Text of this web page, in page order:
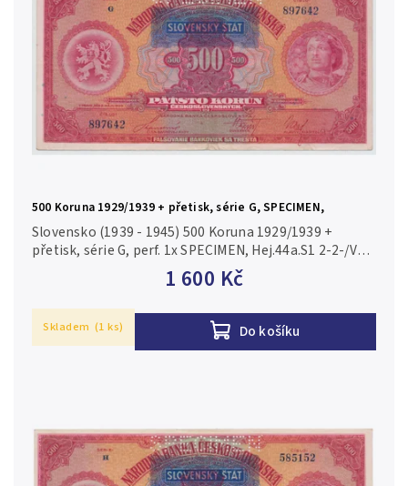
500 Koruna 1929/1939 + přetisk, série G, SPECIMEN,
Hej.44.S1
1 600 Kč
Do košíku
Slovensko (1939 - 1945) 500 Koruna 1929/1939 +
přetisk, série G, perf. 1x SPECIMEN, Hej.44a.S1 2-2-/VF-
Skladem (1 ks)